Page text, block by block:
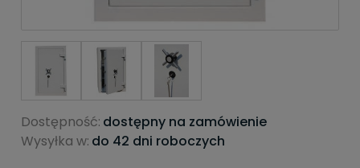
Dostępność: dostępny na zamówienie
Wysyłka w: do 42 dni roboczych